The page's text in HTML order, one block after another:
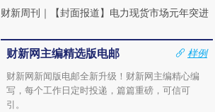
财新周刊 ｜ 【封面报道】电力现货市场元年突进
财新网主编精选版电邮
样例
财新网新闻版电邮全新升级！财新网主编精心编
写，每个工作日定时投递，篇篇重磅，可信可
引。